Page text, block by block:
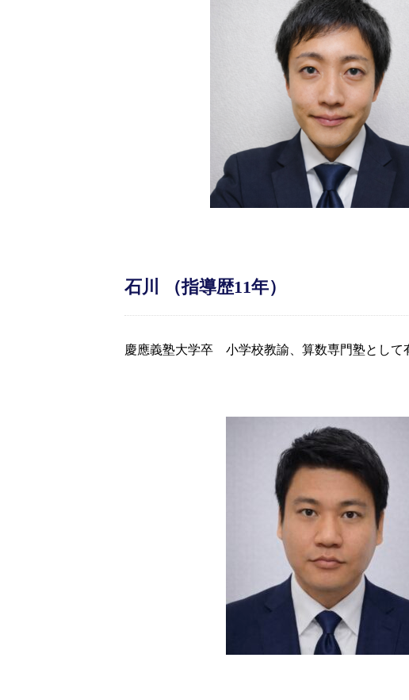
石川 （指導歴11年）
慶應義塾大学卒 小学校教諭、算数専門塾として